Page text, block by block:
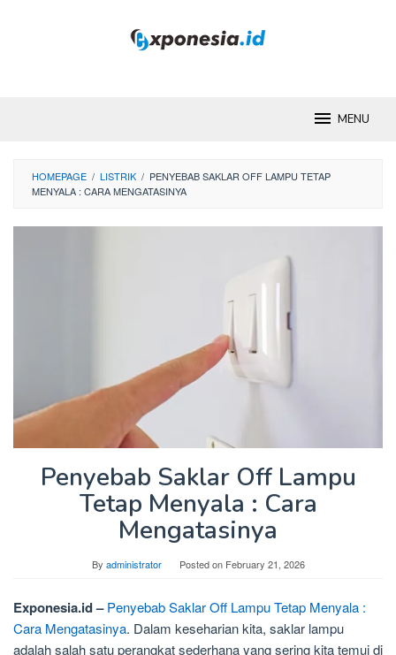
MENU
HOMEPAGE / LISTRIK / PENYEBAB SAKLAR OFF LAMPU TETAP
MENYALA : CARA MENGATASINYA
Penyebab Saklar Off Lampu
Tetap Menyala : Cara
Mengatasinya
By administrator Posted on February 21, 2026
Exponesia.id – Penyebab Saklar Off Lampu Tetap Menyala :
Cara Mengatasinya. Dalam keseharian kita, saklar lampu
adalah salah satu perangkat sederhana yang sering kita temui di